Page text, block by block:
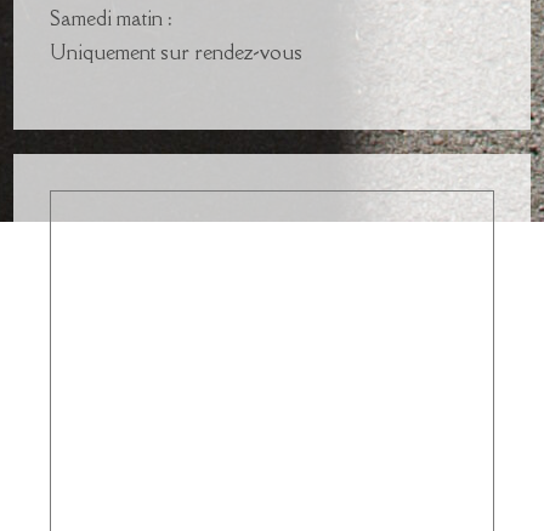
Samedi matin :
Uniquement sur rendez-vous